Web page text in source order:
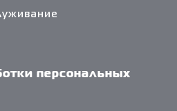
персональных